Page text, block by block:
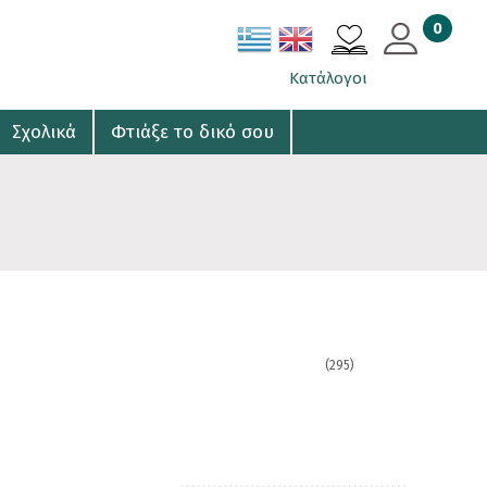
0
Κατάλογοι
Σχολικά Φτιάξε το δικό σου
(295)